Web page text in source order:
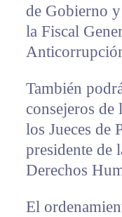
de Gobierno y
la Fiscal
También
consejeros de
los Jueces de
presidente de
Derechos
El